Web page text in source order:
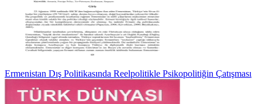
Ermenistan Dış Politikasında Reelpolitikle Psikopolitiğin Çatışması